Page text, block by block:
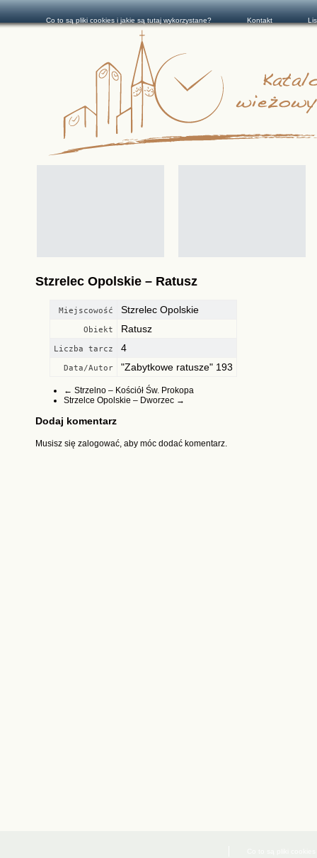
Stzrelec Opolskie – Ratusz
Miejscowość Stzrelec Opolskie
Obiekt Ratusz
Liczba tarcz 4
Data/Autor "Zabytkowe ratusze" 193
← Strzelno – Kościół Św. Prokopa
Strzelce Opolskie – Dworzec →
Dodaj komentarz
Musisz się zalogować, aby móc dodać komentarz.
Co to są pliki cookies i jakie są tutaj wykorzystane? Kontakt